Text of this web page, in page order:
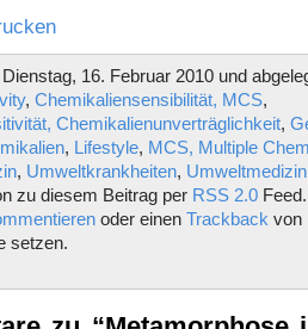
16. Februar 2010 und
, Chemikaliensensibilität, MCS,
Chemikalienunverträglichkeit,
, Lifestyle, MCS, Multiple
, Umweltkrankheiten, Umweltmedizin
zu diesem Beitrag per RSS 2.0Feed.
oder einen Trackback von
setzen.